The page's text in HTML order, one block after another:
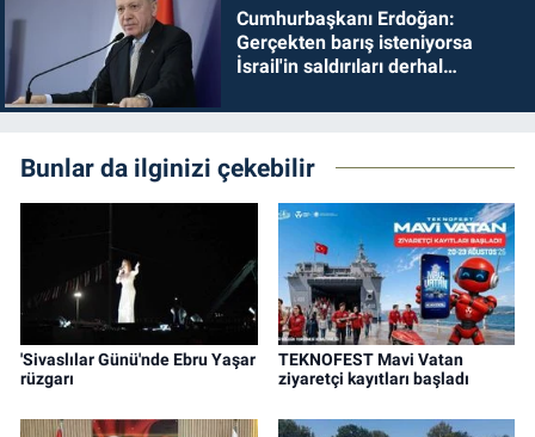
Cumhurbaşkanı Erdoğan:
Gerçekten barış isteniyorsa
İsrail'in saldırıları derhal
Bunlar da ilginizi çekebilir
'Sivaslılar Günü'nde Ebru Yaşar
rüzgarı
TEKNOFEST Mavi Vatan
ziyaretçi kayıtları başladı